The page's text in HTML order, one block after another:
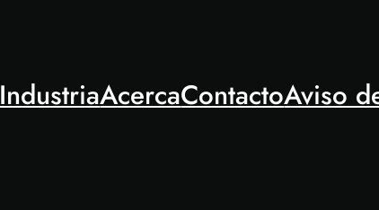
IndustriaAcercaContactoAviso